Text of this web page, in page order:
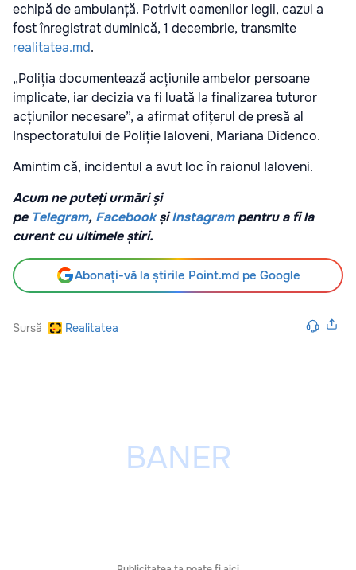
echipă de ambulanță. Potrivit oamenilor legii, cazul a
fost înregistrat duminică, 1 decembrie, transmite
realitatea.md.
„Poliția documentează acțiunile ambelor persoane
implicate, iar decizia va fi luată la finalizarea tuturor
acțiunilor necesare”, a afirmat ofițerul de presă al
Inspectoratului de Poliție Ialoveni, Mariana Didenco.
Amintim că, incidentul a avut loc în raionul Ialoveni.
Acum ne puteți urmări și
pe Telegram, Facebook șiInstagrampentru a fi la
curent cu ultimele știri.
Abonați-vă la știrile Point.md pe Google
Sursă Realitatea